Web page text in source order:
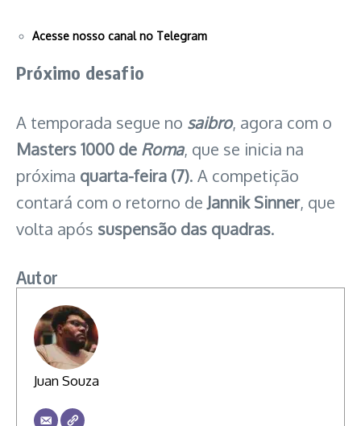
Acesse nosso canal no Telegram
Próximo desafio
A temporada segue no saibro, agora com o
Masters 1000 de Roma, que se inicia na
próxima quarta-feira (7). A competição
contará com o retorno de Jannik Sinner, que
volta após suspensão das quadras.
Autor
Juan Souza